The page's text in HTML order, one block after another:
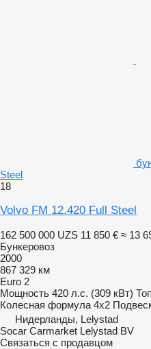
Steel
18
Volvo FM 12.420 Full Steel
162 500 000 UZS 11 850 € ≈ 13
Бункеровоз
2000
867 329 км
Euro 2
Мощность 420 л.с. (309 кВт)
Колесная формула 4x2
Нидерланды, Lelystad
Socar Carmarket Lelystad BV
Связаться с продавцом